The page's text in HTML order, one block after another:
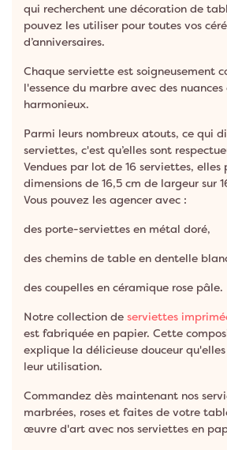
qui recherchent une décoration de
pouvez les utiliser pour toutes vos
d’anniversaires.
Chaque serviette est soigneusement
l'essence du marbre avec des
harmonieux.
Parmi leurs nombreux atouts, ce qui
serviettes, c'est qu’elles sont
Vendues par lot de 16 serviettes, elles
dimensions de 16,5 cm de largeur sur
Vous pouvez les agencer avec :
des porte-serviettes en métal doré,
des chemins de table en dentelle
des coupelles en céramique rose pâle.
Notre collection de serviettes
est fabriquée en papier. Cette
explique la délicieuse douceur
leur utilisation.
Commandez dès maintenant nos
marbrées, roses et faites de votre
œuvre d'art avec nos serviettes en